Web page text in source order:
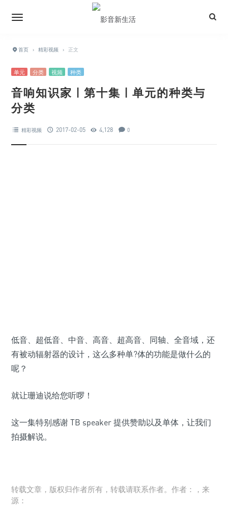
首页 › 精彩视频 › 正文
单元 分类 视频 种类
音响知识家 | 第十集 | 单元的种类与
分类
精彩视频 2017-02-05 4,128 0
低音、超低音、中音、高音、超高音、同轴、全音域，还
有被动辐射器的设计，这么多种单?体的功能是做什么的
呢？
就让珊迪说给您听啰！
这一集特别感谢 TB speaker 提供赞助以及单体，让我们
拍摄解说。
转载文章，版权归作者所有，转载请联系作者。作者：，来
源：